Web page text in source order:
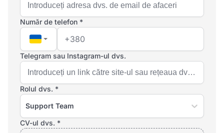
Număr de telefon *
Telegram sau Instagram-ul dvs.
Rolul dvs. *
Support Team
CV-ul dvs. *